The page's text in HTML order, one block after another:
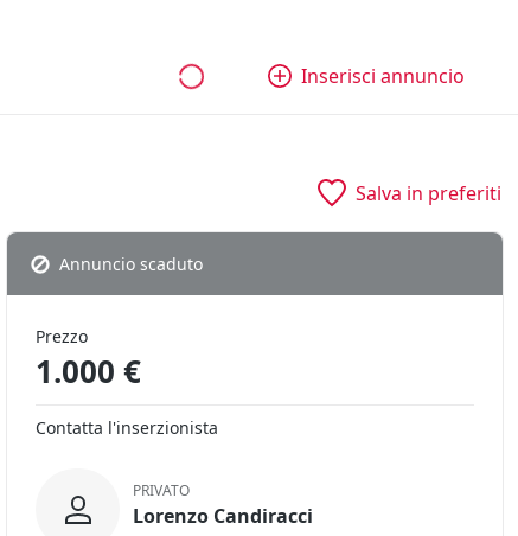
Inserisci annuncio
Salva in preferiti
Annuncio scaduto
Prezzo
1.000 €
Contatta l'inserzionista
PRIVATO
Lorenzo Candiracci